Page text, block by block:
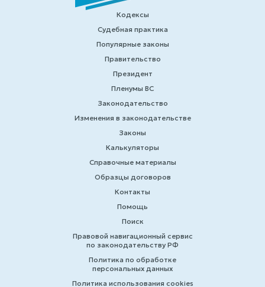
Кодексы
Судебная практика
Популярные законы
Правительство
Президент
Пленумы ВС
Законодательство
Изменения в законодательстве
Законы
Калькуляторы
Справочные материалы
Образцы договоров
Контакты
Помощь
Поиск
Правовой навигационный сервис
по законодательству РФ
Политика по обработке
персональных данных
Политика использования cookies